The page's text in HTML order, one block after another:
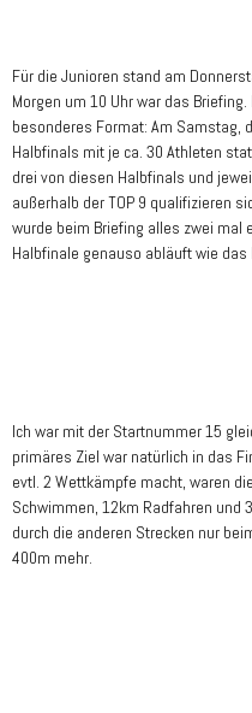
Für die Junioren stand am
Morgen um 10 Uhr war das
besonderes Format: Am Samstag,
Halbfinals mit je ca. 30 Athleten
drei von diesen Halbfinals und
außerhalb der TOP 9 qualifizieren
wurde beim Briefing alles zwei mal
Halbfinale genauso abläuft wie das
Ich war mit der Startnummer 15
primäres Ziel war natürlich in das
evtl. 2 Wettkämpfe macht, waren
Schwimmen, 12km Radfahren und
durch die anderen Strecken nur
400m mehr.